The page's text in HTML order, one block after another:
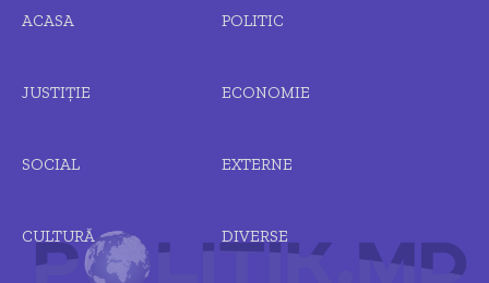
ACASA POLITIC
JUSTIȚIE ECONOMIE
SOCIAL EXTERNE
CULTURĂ DIVERSE